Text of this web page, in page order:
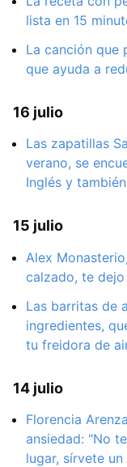
lista en 15
La canción que
que ayuda a
16 julio
Las zapatillas
verano, se
Inglés y
15 julio
Alex
calzado, te
Las barritas de
ingredientes,
tu freidora de
14 julio
Florencia
ansiedad: "No
lugar, sírvete